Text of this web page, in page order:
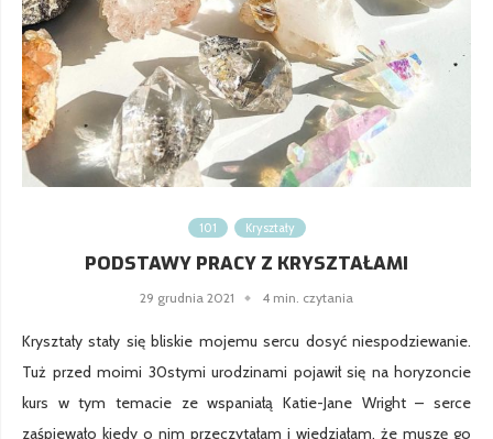
101 Kryształy
PODSTAWY PRACY Z KRYSZTAŁAMI
29 grudnia 2021 4 min. czytania
Kryształy stały się bliskie mojemu sercu dosyć niespodziewanie.
Tuż przed moimi 30stymi urodzinami pojawił się na horyzoncie
kurs w tym temacie ze wspaniałą Katie-Jane Wright – serce
zaśpiewało kiedy o nim przeczytałam i wiedziałam, że muszę go